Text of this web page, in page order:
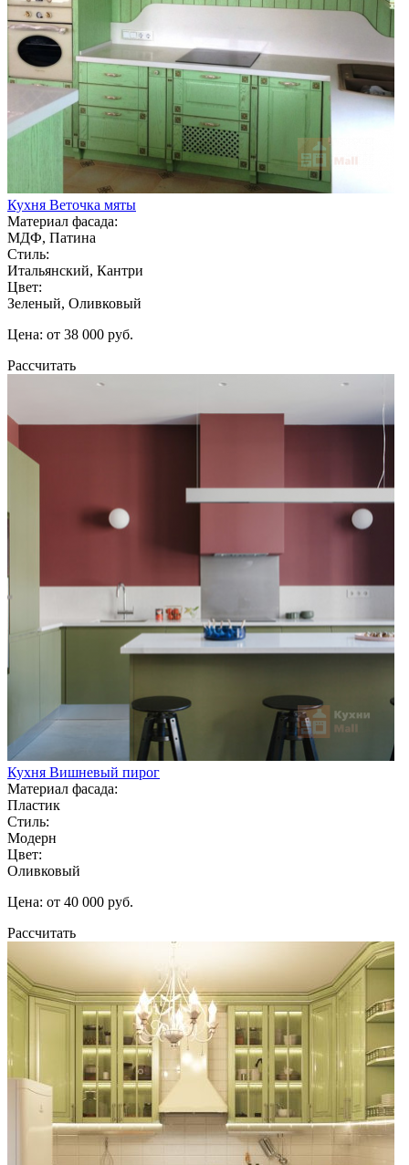
Кухня Веточка мяты
Материал фасада:
МДФ, Патина
Стиль:
Итальянский, Кантри
Цвет:
Зеленый, Оливковый
Цена: от 38 000 руб.
Рассчитать
Кухня Вишневый пирог
Материал фасада:
Пластик
Стиль:
Модерн
Цвет:
Оливковый
Цена: от 40 000 руб.
Рассчитать